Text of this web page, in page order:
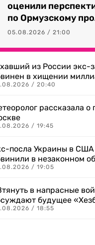
оценили
по Ормузскому
05.08.2026 / 21:00
из России экс-
в хищении
/ 20:40
рассказала о
/ 19:45
посла Украины в
в незаконном
/ 19:05
в напрасные
будущее
/ 18:55